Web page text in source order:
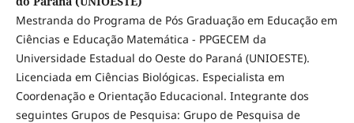
Mestranda do Programa de Pós Graduação em Educação em
Ciências e Educação Matemática - PPGECEM da
Universidade Estadual do Oeste do Paraná (UNIOESTE).
Licenciada em Ciências Biológicas. Especialista em
Coordenação e Orientação Educacional. Integrante dos
seguintes Grupos de Pesquisa: Grupo de Pesquisa de